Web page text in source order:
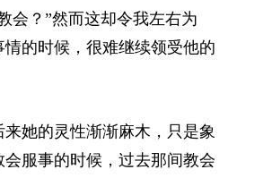
会？”然而这却令我左右为
的时候，很难继续领受他的
她的灵性渐渐麻木，只是象
服事的时候，过去那间教会